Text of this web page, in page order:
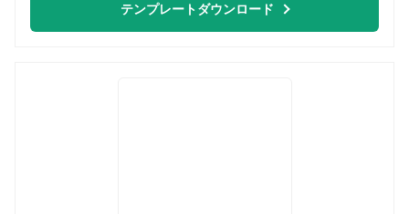
テンプレートダウンロード